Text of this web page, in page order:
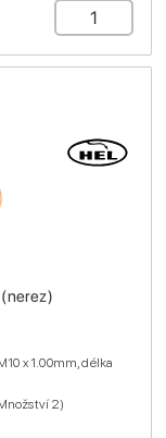
x 1.00mm, délka
2)